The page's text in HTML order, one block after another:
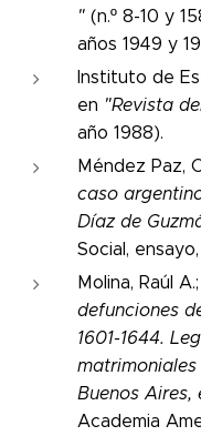
" (n.º 8-10 y
años 1949 y
Instituto de
en "Revista
año 1988).
Méndez Paz,
caso
Díaz de
Social,
Molina, Raúl
defunciones
1601-1644.
Buenos
Academia